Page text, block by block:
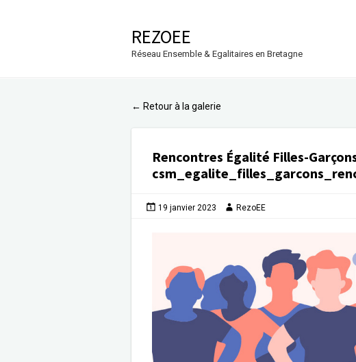
REZOEE
Réseau Ensemble & Egalitaires en Bretagne
← Retour à la galerie
Rencontres Égalité Filles-
19 janvier 2023 RezoEE